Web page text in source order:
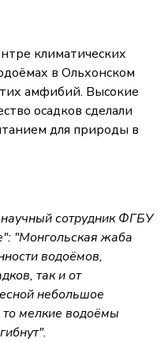
климатических
в Ольхонском
амфибий. Высокие
осадков сделали
для природы в
сотрудник ФГБУ
"Монгольская жаба
водоёмов,
так и от
небольшое
то мелкие водоёмы